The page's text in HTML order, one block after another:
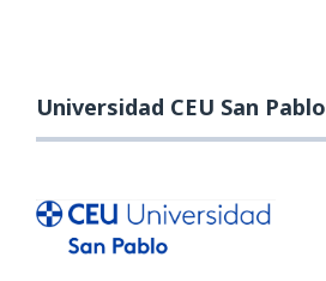
Universidad CEU San Pablo